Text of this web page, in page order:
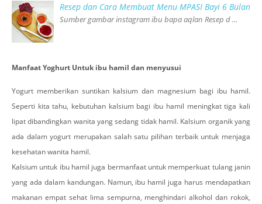
Resep dan Cara Membuat Menu MPASI Bayi 6 Bulan
Sumber gambar instagram ibu bapa aqlan Resep d ...
Manfaat Yoghurt Untuk ibu hamil dan menyusui
Yogurt memberikan suntikan kalsium dan magnesium bagi ibu hamil.
Seperti kita tahu, kebutuhan kalsium bagi ibu hamil meningkat tiga kali
lipat dibandingkan wanita yang sedang tidak hamil. Kalsium organik yang
ada dalam yogurt merupakan salah satu pilihan terbaik untuk menjaga
kesehatan wanita hamil.
Kalsium untuk ibu hamil juga bermanfaat untuk memperkuat tulang janin
yang ada dalam kandungan. Namun, ibu hamil juga harus mendapatkan
makanan empat sehat lima sempurna, menghindari alkohol dan rokok,